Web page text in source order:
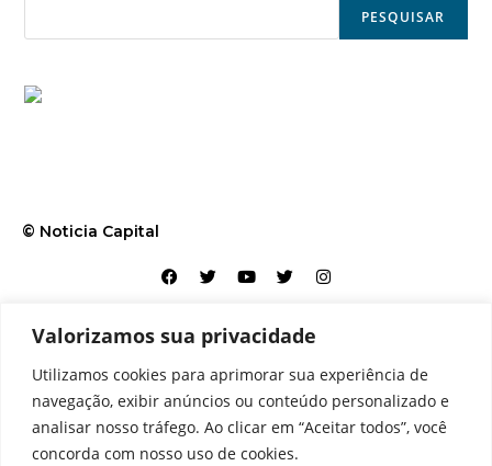
Valorizamos sua privacidade
Utilizamos cookies para aprimorar sua experiência de
navegação, exibir anúncios ou conteúdo personalizado e
analisar nosso tráfego. Ao clicar em “Aceitar todos”, você
concorda com nosso uso de cookies.
PESQUISAR
© Noticia Capital
Contato Home Aviso legal Configurações de cookies
Equipe Perfil Política de cookies Serviços